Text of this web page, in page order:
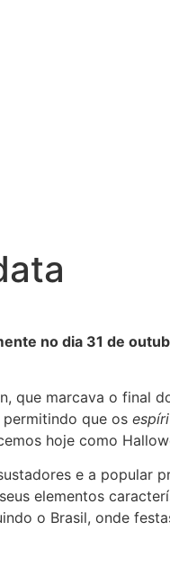
no dia 31 de
que marcava o final
que os
hoje como
e a popular
elementos
o Brasil, onde